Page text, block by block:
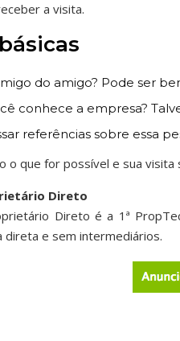
a visita.
do amigo? Pode ser
conhece a empresa?
referências sobre essa
o que for possível e sua
Direto
Direto é a 1ª
direta e sem intermediários.